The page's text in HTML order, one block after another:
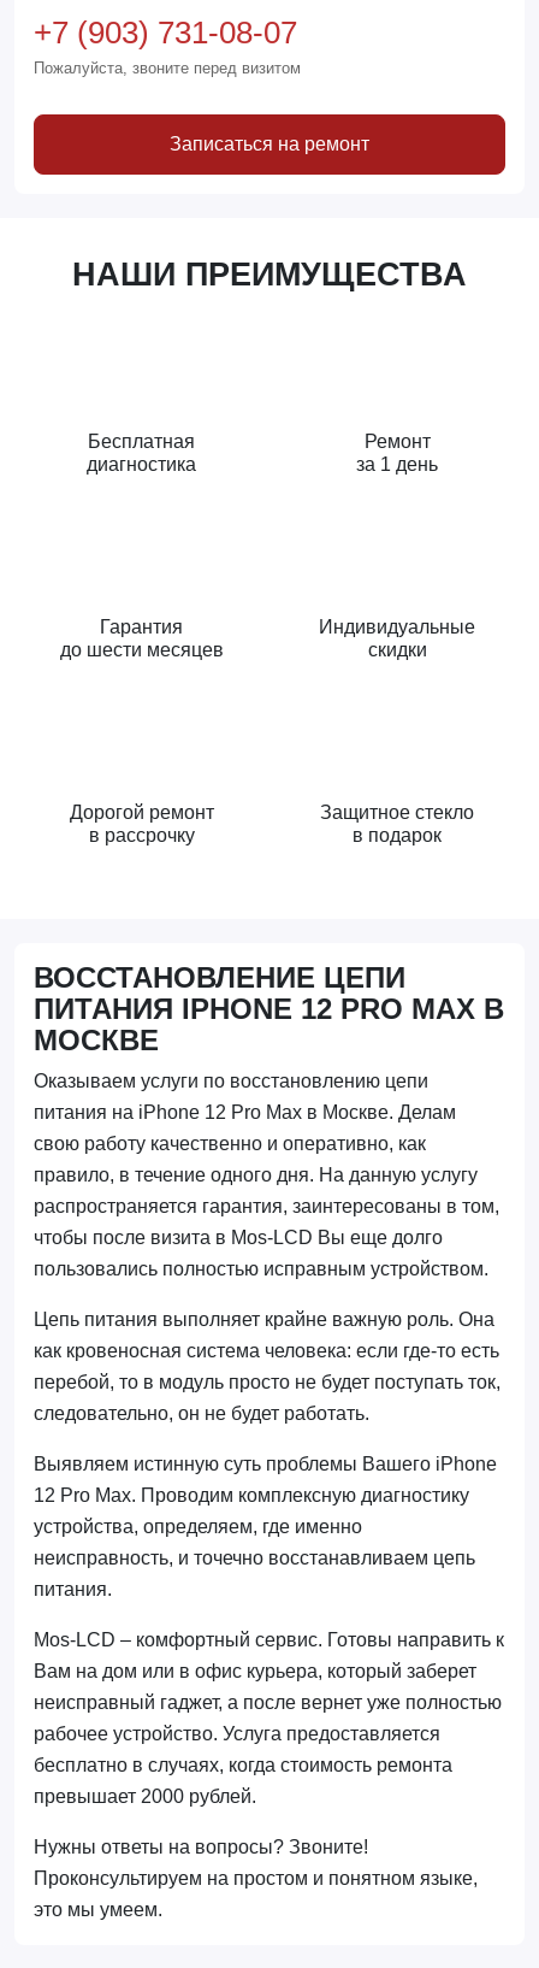
+7 (903) 731-08-07
Пожалуйста, звоните перед визитом
Записаться на ремонт
НАШИ ПРЕИМУЩЕСТВА
Бесплатная
диагностика
Ремонт
за 1 день
Гарантия
до шести месяцев
Индивидуальные
скидки
Дорогой ремонт
в рассрочку
Защитное стекло
в подарок
ВОССТАНОВЛЕНИЕ ЦЕПИ
ПИТАНИЯ IPHONE 12 PRO MAX В
МОСКВЕ
Оказываем услуги по восстановлению цепи
питания на iPhone 12 Pro Max в Москве. Делам
свою работу качественно и оперативно, как
правило, в течение одного дня. На данную услугу
распространяется гарантия, заинтересованы в том,
чтобы после визита в Mos-LCD Вы еще долго
пользовались полностью исправным устройством.
Цепь питания выполняет крайне важную роль. Она
как кровеносная система человека: если где-то есть
перебой, то в модуль просто не будет поступать ток,
следовательно, он не будет работать.
Выявляем истинную суть проблемы Вашего iPhone
12 Pro Max. Проводим комплексную диагностику
устройства, определяем, где именно
неисправность, и точечно восстанавливаем цепь
питания.
Mos-LCD – комфортный сервис. Готовы направить к
Вам на дом или в офис курьера, который заберет
неисправный гаджет, а после вернет уже полностью
рабочее устройство. Услуга предоставляется
бесплатно в случаях, когда стоимость ремонта
превышает 2000 рублей.
Нужны ответы на вопросы? Звоните!
Проконсультируем на простом и понятном языке,
это мы умеем.